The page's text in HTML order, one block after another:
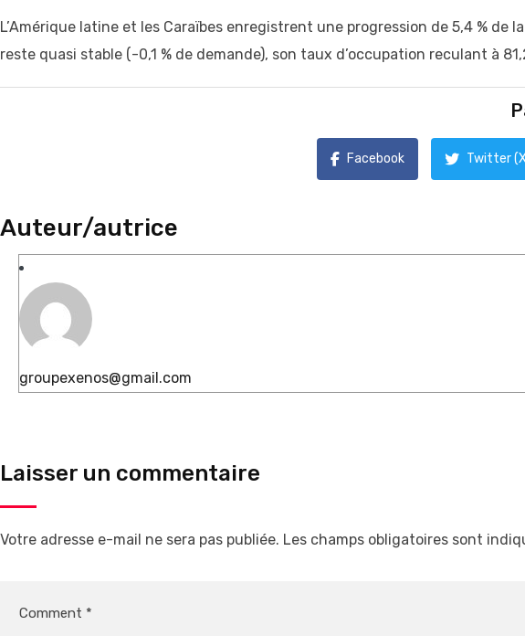
L’Amérique latine et les Caraïbes enregistrent une progression de 5,4 %
reste quasi stable (-0,1 % de demande), son taux d’occupation reculant à
Facebook Twitter
Auteur/autrice
groupexenos@gmail.com
Laisser un commentaire
Votre adresse e-mail ne sera pas publiée. Les champs obligatoires sont